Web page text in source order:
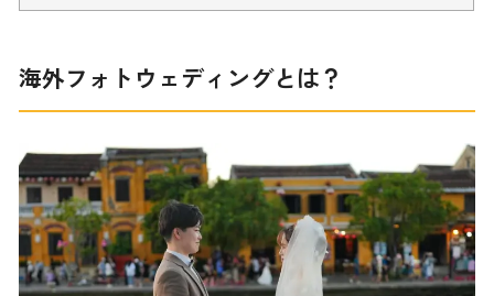
海外フォトウェディングとは？